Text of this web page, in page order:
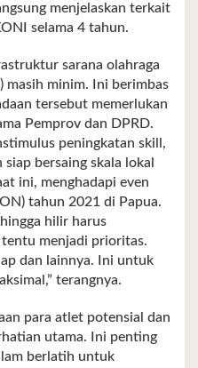
menjelaskan terkait
selama 4 tahun.
sarana olahraga
masih minim. Ini berimbas
tersebut memerlukan
Pemprov dan DPRD.
peningkatan skill,
bersaing skala lokal
ini, menghadapi even
tahun 2021 di Papua.
hilir harus
tentu menjadi prioritas.
dan lainnya. Ini untuk
terangnya.
para atlet potensial dan
utama. Ini penting
berlatih untuk